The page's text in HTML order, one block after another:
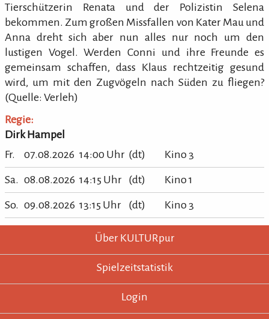
Tierschützerin Renata und der Polizistin Selena
bekommen. Zum großen Missfallen von Kater Mau und
Anna dreht sich aber nun alles nur noch um den
lustigen Vogel. Werden Conni und ihre Freunde es
gemeinsam schaffen, dass Klaus rechtzeitig gesund
wird, um mit den Zugvögeln nach Süden zu fliegen?
(Quelle: Verleh)
Regie:
Dirk Hampel
Fr.
07.08.2026 14:00 Uhr (dt) Kino 3
Sa. 08.08.2026 14:15 Uhr (dt) Kino 1
So. 09.08.2026 13:15 Uhr (dt) Kino 3
KULTURpur - wissen wo was läuft.
KULTURpur FooterÜber KULTURpur
Spielzeitstatistik
Login